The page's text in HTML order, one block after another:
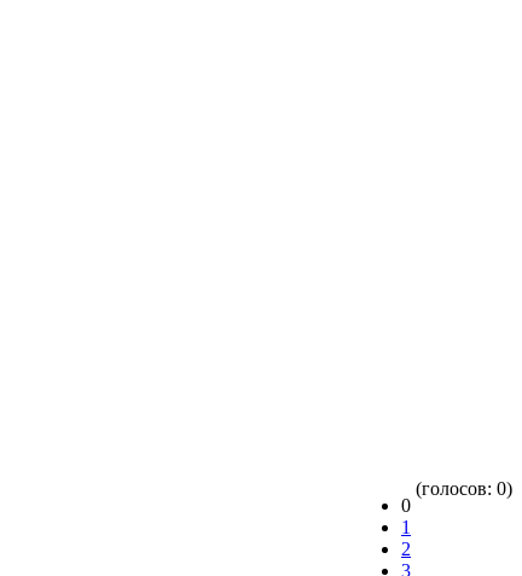
0
1
2
3
(голосов: 0)